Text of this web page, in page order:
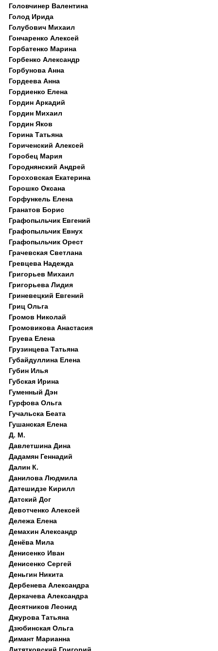
Головчинер Валентина
Голод Ирида
Голубович Михаил
Гончаренко Алексей
Горбатенко Марина
Горбенко Александр
Горбунова Анна
Гордеева Анна
Гордиенко Елена
Гордин Аркадий
Гордин Михаил
Гордин Яков
Горина Татьяна
Гориченский Алексей
Горобец Мария
Городнянский Андрей
Гороховская Екатерина
Горошко Оксана
Горфункель Елена
Гранатов Борис
Графопыльчик Евгений
Графопыльчик Евнух
Графопыльчик Орест
Грачевская Светлана
Гревцева Надежда
Григорьев Михаил
Григорьева Лидия
Гриневецкий Евгений
Гриц Ольга
Громов Николай
Громовикова Анастасия
Груева Елена
Грузинцева Татьяна
Губайдуллина Елена
Губин Илья
Губская Ирина
Гуменный Дэн
Гурфова Ольга
Гучальска Беата
Гушанская Елена
Д. M.
Давлетшина Дина
Дадамян Геннадий
Далин К.
Данилова Людмила
Датешидзе Кирилл
Датский Дог
Девотченко Алексей
Дележа Елена
Демахин Александр
Денёва Мила
Денисенко Иван
Денисенко Сергей
Деньгин Никита
Дербенева Александра
Деркачева Александра
Десятников Леонид
Джурова Татьяна
Дзюбинская Ольга
Димант Марианна